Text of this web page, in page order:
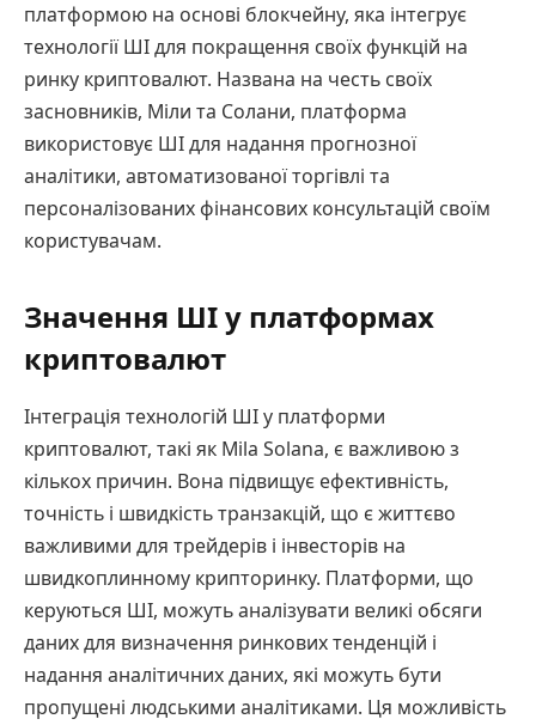
платформою на основі блокчейну, яка інтегрує
технології ШІ для покращення своїх функцій на
ринку криптовалют. Названа на честь своїх
засновників, Міли та Солани, платформа
використовує ШІ для надання прогнозної
аналітики, автоматизованої торгівлі та
персоналізованих фінансових консультацій своїм
користувачам.
Значення ШІ у платформах
криптовалют
Інтеграція технологій ШІ у платформи
криптовалют, такі як Mila Solana, є важливою з
кількох причин. Вона підвищує ефективність,
точність і швидкість транзакцій, що є життєво
важливими для трейдерів і інвесторів на
швидкоплинному крипторинку. Платформи, що
керуються ШІ, можуть аналізувати великі обсяги
даних для визначення ринкових тенденцій і
надання аналітичних даних, які можуть бути
пропущені людськими аналітиками. Ця можливість